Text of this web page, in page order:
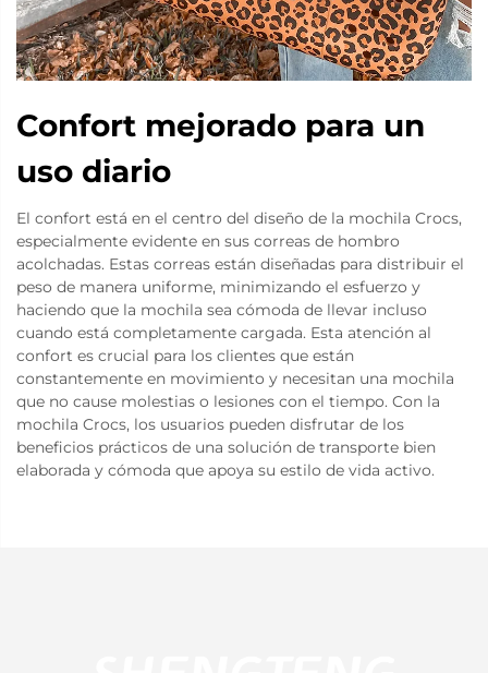
Confort mejorado para un
uso diario
El confort está en el centro del diseño de la mochila Crocs,
especialmente evidente en sus correas de hombro
acolchadas. Estas correas están diseñadas para distribuir el
peso de manera uniforme, minimizando el esfuerzo y
haciendo que la mochila sea cómoda de llevar incluso
cuando está completamente cargada. Esta atención al
confort es crucial para los clientes que están
constantemente en movimiento y necesitan una mochila
que no cause molestias o lesiones con el tiempo. Con la
mochila Crocs, los usuarios pueden disfrutar de los
beneficios prácticos de una solución de transporte bien
elaborada y cómoda que apoya su estilo de vida activo.